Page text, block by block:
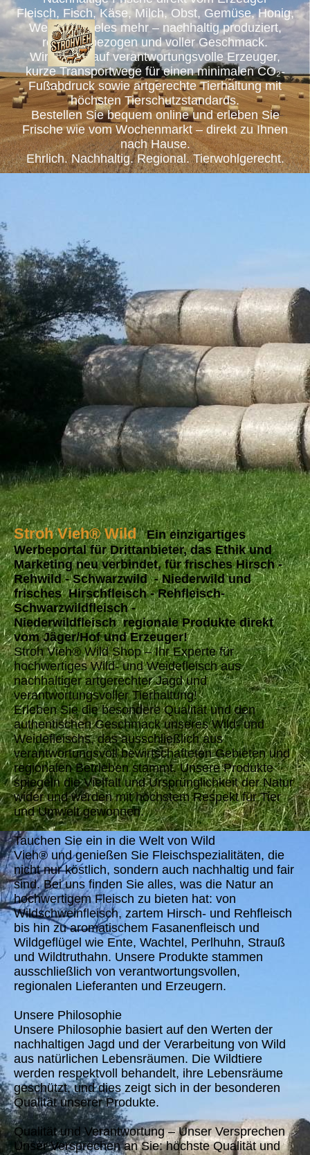
Fleisch, Fisch, Käse, Milch, Obst, Gemüse, Honig,
Wein und vieles mehr – nachhaltig produziert,
regional bezogen und voller Geschmack.
Wir setzen auf verantwortungsvolle Erzeuger,
kurze Transportwege für einen minimalen CO₂-
Fußabdruck sowie artgerechte Tierhaltung mit
höchsten Tierschutzstandards.
Bestellen Sie bequem online und erleben Sie
Frische wie vom Wochenmarkt – direkt zu Ihnen
nach Hause.
Ehrlich. Nachhaltig. Regional. Tierwohlgerecht.
Stroh Vieh® Wild Ein einzigartiges
Werbeportal für Drittanbieter, das Ethik und
Marketing neu verbindet, für frisches Hirsch -
Rehwild - Schwarzwild - Niederwild und
frisches Hirschfleisch - Rehfleisch-
Schwarzwildfleisch -
Niederwildfleisch regionale Produkte direkt
vom Jäger/Hof und Erzeuger!
Stroh Vieh® Wild Shop – Ihr Experte für
hochwertiges Wild- und Weidefleisch aus
nachhaltiger artgerechter Jagd und
verantwortungsvoller Tierhaltung!
Erleben Sie die besondere Qualität und den
authentischen Geschmack unseres Wild- und
Weidefleischs, das ausschließlich aus
verantwortungsvoll bewirtschafteten Gebieten und
regionalen Betrieben stammt. Unsere Produkte
spiegeln die Vielfalt und Ursprünglichkeit der Natur
wider und werden mit höchstem Respekt für Tier
und Umwelt gewonnen.
Tauchen Sie ein in die Welt von Wild
Vieh® und genießen Sie Fleischspezialitäten, die
nicht nur köstlich, sondern auch nachhaltig und fair
sind. Bei uns finden Sie alles, was die Natur an
hochwertigem Fleisch zu bieten hat: von
Wildschweinfleisch, zartem Hirsch- und Rehfleisch
bis hin zu aromatischem Fasanenfleisch und
Wildgeflügel wie Ente, Wachtel, Perlhuhn, Strauß
und Wildtruthahn. Unsere Produkte stammen
ausschließlich von verantwortungsvollen,
regionalen Lieferanten und Erzeugern.
Unsere Philosophie
Unsere Philosophie basiert auf den Werten der
nachhaltigen Jagd und der Verarbeitung von Wild
aus natürlichen Lebensräumen. Die Wildtiere
werden respektvoll behandelt, ihre Lebensräume
geschützt, und dies zeigt sich in der besonderen
Qualität unserer Produkte.
Qualität und Verantwortung – Unser Versprechen
Unser Versprechen an Sie: höchste Qualität und